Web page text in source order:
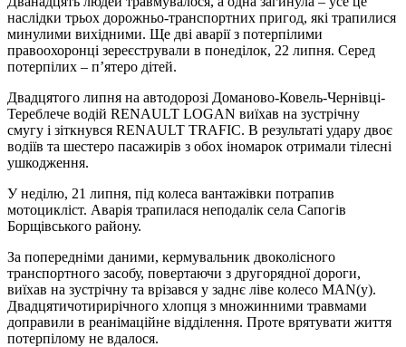
наслідки трьох дорожньо-транспортних пригод, які трапилися
минулими вихідними. Ще дві аварії з потерпілими
правоохоронці зереєстрували в понеділок, 22 липня. Серед
потерпілих – п’ятеро дітей.
Двадцятого липня на автодорозі Доманово-Ковель-Чернівці-
Тереблече водій RENAULT LOGAN виїхав на зустрічну
смугу і зіткнувся RENAULT TRAFIC. В результаті удару двоє
водіїв та шестеро пасажирів з обох іномарок отримали тілесні
ушкодження.
У неділю, 21 липня, під колеса вантажівки потрапив
мотоцикліст. Аварія трапилася неподалік села Сапогів
Борщівського району.
За попередніми даними, кермувальник двоколісного
транспортного засобу, повертаючи з другорядної дороги,
виїхав на зустрічну та врізався у заднє ліве колесо MAN(у).
Двадцятичотирирічного хлопця з множинними травмами
доправили в реанімаційне відділення. Проте врятувати життя
потерпілому не вдалося.